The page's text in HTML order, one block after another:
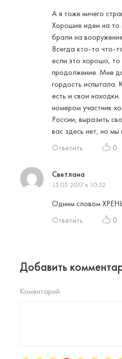
А я тоже ничего
Хорошие идеи на
брали на
Всегда кто-то что-
если это хорошо, то
продолжение. Мне
гордость испытала.
есть и свои
номером участник
России, выразить
вас здесь нет, но
Ответить
0
Светлана
15.05.2017 в 10:52
Одним словом
Ответить
0
Добавить
Коментарий